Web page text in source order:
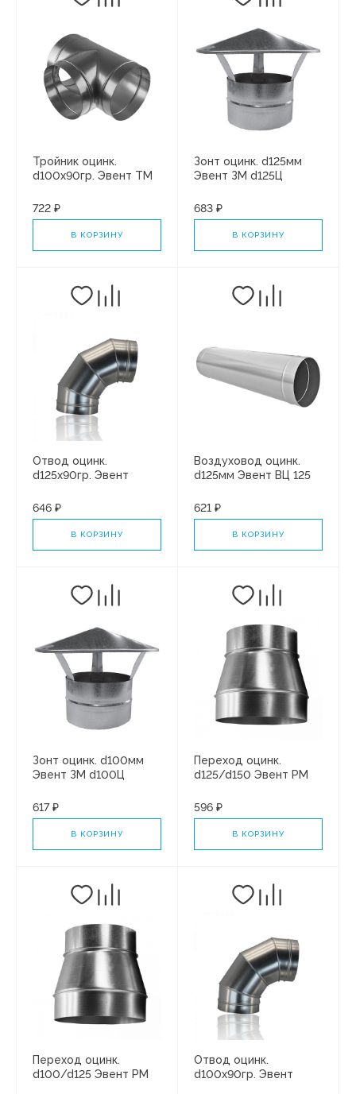
Тройник оцинк.
d100х90гр. Эвент ТМ
722 ₽
В КОРЗИНУ
Зонт оцинк. d125мм
Эвент ЗМ d125Ц
683 ₽
В КОРЗИНУ
Отвод оцинк.
d125х90гр. Эвент
646 ₽
В КОРЗИНУ
Воздуховод оцинк.
d125мм Эвент ВЦ 125
621 ₽
В КОРЗИНУ
Зонт оцинк. d100мм
Эвент ЗМ d100Ц
617 ₽
В КОРЗИНУ
Переход оцинк.
d125/d150 Эвент РМ
596 ₽
В КОРЗИНУ
Переход оцинк.
d100/d125 Эвент РМ
Отвод оцинк.
d100х90гр. Эвент